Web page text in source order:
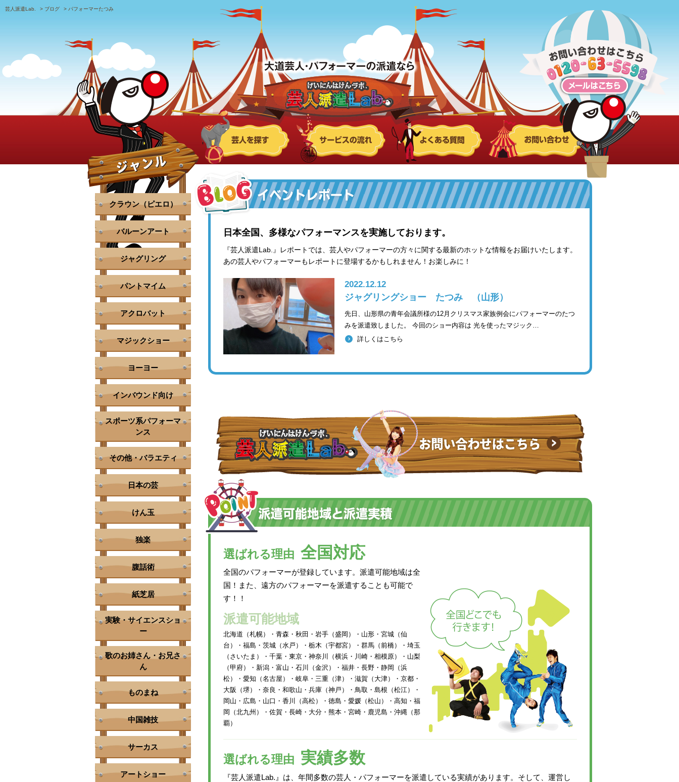
芸人派遣Lab. > ブログ > パフォーマーたつみ
日本全国、多様なパフォーマンスを実施しております。
『芸人派遣Lab.』レポートでは、芸人やパフォーマーの方々に関する最新のホットな情報をお届けいたします。
あの芸人やパフォーマーもレポートに登場するかもしれません！お楽しみに！
2022.12.12
ジャグリングショー たつみ （山形）
先日、山形県の青年会議所様の12月クリスマス家族例会にパフォーマーのたつ
みを派遣致しました。 今回のショー内容は 光を使ったマジック…
詳しくはこちら
選ばれる理由 全国対応
全国のパフォーマーが登録しています。派遣可能地域は全
国！また、遠方のパフォーマーを派遣することも可能で
す！！
派遣可能地域
北海道（札幌）・青森・秋田・岩手（盛岡）・山形・宮城（仙
台）・福島・茨城（水戸）・栃木（宇都宮）・群馬（前橋）・埼玉
（さいたま）・千葉・東京・神奈川（横浜・川崎・相模原）・山梨
（甲府）・新潟・富山・石川（金沢）・福井・長野・静岡（浜
松）・愛知（名古屋）・岐阜・三重（津）・滋賀（大津）・京都・
大阪（堺）・奈良・和歌山・兵庫（神戸）・鳥取・島根（松江）・
岡山・広島・山口・香川（高松）・徳島・愛媛（松山）・高知・福
岡（北九州）・佐賀・長崎・大分・熊本・宮崎・鹿児島・沖縄（那
覇）
選ばれる理由 実績多数
『芸人派遣Lab.』は、年間多数の芸人・パフォーマーを派遣している実績があります。そして、運営し
クラウン（ピエロ）
バルーンアート
ジャグリング
パントマイム
アクロバット
マジックショー
ヨーヨー
インバウンド向け
スポーツ系パフォーマ
ンス
その他・バラエティ
日本の芸
けん玉
独楽
腹話術
紙芝居
実験・サイエンスショ
ー
歌のお姉さん・お兄さ
ん
ものまね
中国雑技
サーカス
アートショー